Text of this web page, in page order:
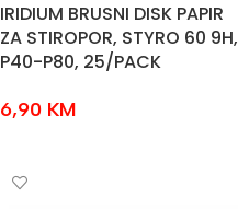
IRIDIUM BRUSNI DISK PAPIR
ZA STIROPOR, STYRO 60 9H,
P40-P80, 25/PACK
6,90 KM